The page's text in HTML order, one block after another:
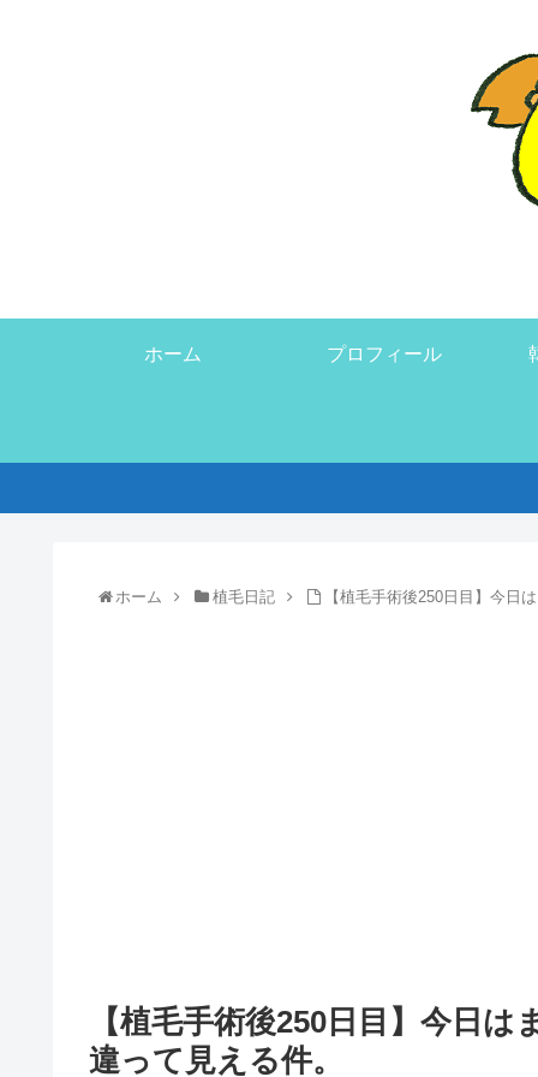
ホーム プロフィール
ホーム 植毛日記 【植毛手術後250日目】今日
【植毛手術後250日目】今日
違って見える件。